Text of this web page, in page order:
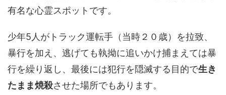
有名な心霊スポットです。
少年5人がトラック運転手（当時２０歳）を拉致、
暴行を加え、逃げても執拗に追いかけ捕まえては暴
行を繰り返し、最後には犯行を隠滅する目的で生き
たまま焼殺させた場所でもあります。